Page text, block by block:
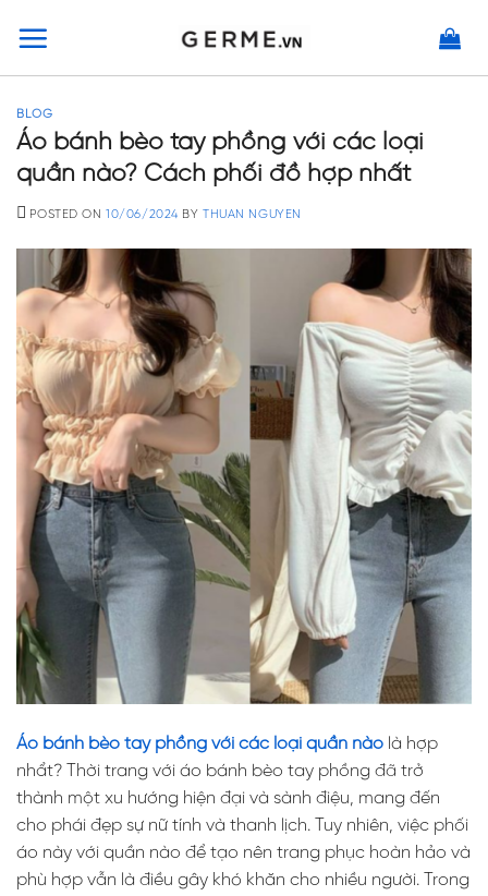
BLOG
Áo bánh bèo tay phồng với các loại
quần nào? Cách phối đồ hợp nhất
POSTED ON10/06/2024 BYTHUAN NGUYEN
Áo bánh bèo tay phồng với các loại quần nào là hợp
nhẩt? Thời trang với áo bánh bèo tay phồng đã trở
thành một xu hướng hiện đại và sành điệu, mang đến
cho phái đẹp sự nữ tính và thanh lịch. Tuy nhiên, việc phối
áo này với quần nào để tạo nên trang phục hoàn hảo và
phù hợp vẫn là điều gây khó khăn cho nhiều người. Trong